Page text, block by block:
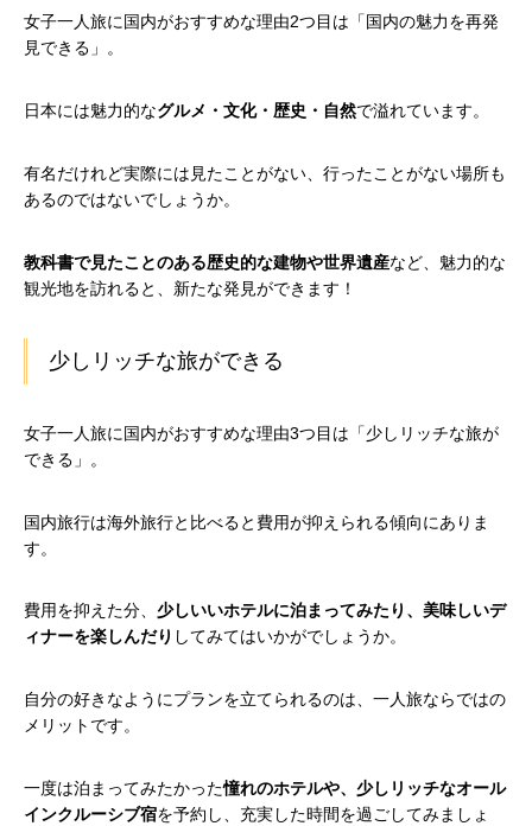
女子一人旅に国内がおすすめな理由2つ目は「国内の魅力を再発
見できる」。
日本には魅力的なグルメ・文化・歴史・自然で溢れています。
有名だけれど実際には見たことがない、行ったことがない場所も
あるのではないでしょうか。
教科書で見たことのある歴史的な建物や世界遺産など、魅力的な
観光地を訪れると、新たな発見ができます！
少しリッチな旅ができる
女子一人旅に国内がおすすめな理由3つ目は「少しリッチな旅が
できる」。
国内旅行は海外旅行と比べると費用が抑えられる傾向にありま
す。
費用を抑えた分、 少しいいホテルに泊まってみたり、美味しいデ
ィナーを楽しんだり してみてはいかがでしょうか。
自分の好きなようにプランを立てられるのは、一人旅ならではの
メリットです。
一度は泊まってみたかった憧れのホテルや、少しリッチなオール
インクルーシブ宿を予約し、充実した時間を過ごしてみましょ